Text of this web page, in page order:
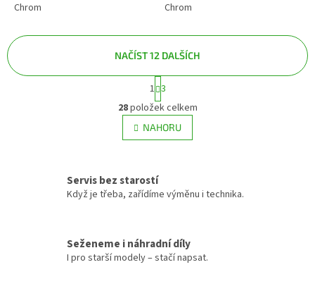
Chrom
Chrom
O
v
l
á
c
í
p
k
y
NAČÍST 12 DALŠÍCH
t
r
á
n
k
á
n
í
1 3
28položek celkem
NAHORU
Servis bez starostí
Když je třeba, zařídíme výměnu i technika.
Seženeme i náhradní díly
I pro starší modely – stačí napsat.